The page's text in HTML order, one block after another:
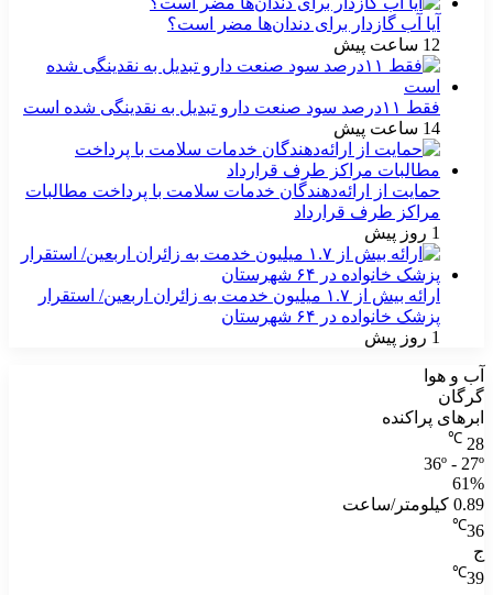
آیا آب گازدار برای دندان‌ها مضر است؟
12 ساعت پیش
فقط ۱۱‌درصد سود صنعت دارو تبدیل به نقدینگی شده است
14 ساعت پیش
حمایت از ارائه‌دهندگان خدمات سلامت با پرداخت مطالبات
مراکز طرف قرارداد
1 روز پیش
ارائه بیش از ۱.۷ میلیون خدمت به زائران اربعین/ استقرار
پزشک خانواده در ۶۴ شهرستان
1 روز پیش
آب و هوا
گرگان
ابرهای پراکنده
28
℃
36º - 27º
61%
0.89 کیلومتر/ساعت
36
℃
ج
39
℃